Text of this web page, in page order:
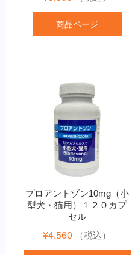
商品ページ
プロアントゾン10mg（小
型犬・猫用）１２０カプ
セル
¥4,560 （税込）